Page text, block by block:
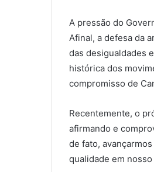
A pressão do
Afinal, a defesa da
das desigualdades
histórica dos
compromisso de
Recentemente, o
afirmando e
de fato,
qualidade em nosso